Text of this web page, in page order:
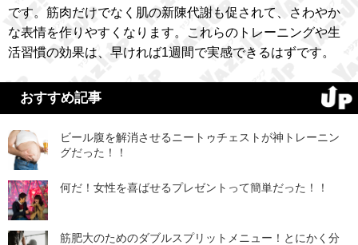
です。筋肉だけでなく肌の新陳代謝も促されて、さわやか
な表情を作りやすくなります。これらのトレーニングや生
活習慣の効果は、早ければ1週間で実感できるはずです。
おすすめ記事
ビール腹を解消させるニートゥチェストが神トレーニン
グだった！！
何だ！女性を喜ばせるプレゼントって簡単だった！！
筋肥大のためのダブルスプリットメニュー！とにかく分